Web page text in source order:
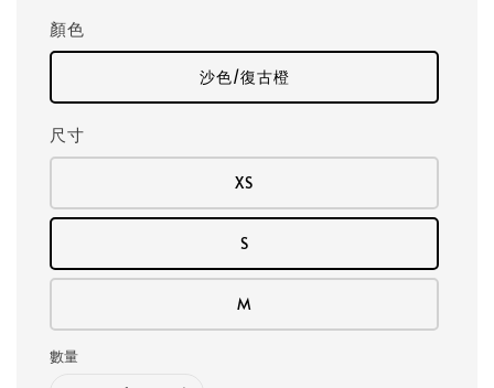
顏色
沙色/復古橙
尺寸
XS
S
M
數量